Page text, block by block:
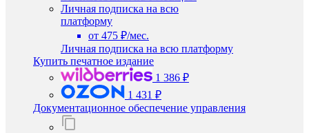
Личная подписка на всю
платформу
от 475 ₽/мес.
Личная подписка на всю платформу
Купить печатное издание
1 386 ₽
1 431 ₽
Документационное обеспечение управления